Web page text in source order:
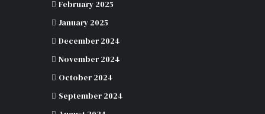
February 2025
January 2025
December 2024
November 2024
October 2024
September 2024